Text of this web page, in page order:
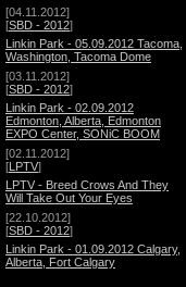
[04.11.2012]
[SBD - 2012]
Linkin Park - 05.09.2012 Tacoma,
Washington, Tacoma Dome
[03.11.2012]
[SBD - 2012]
Linkin Park - 02.09.2012
Edmonton, Alberta, Edmonton
EXPO Center, SONiC BOOM
[02.11.2012]
[LPTV]
LPTV - Breed Crows And They
Will Take Out Your Eyes
[22.10.2012]
[SBD - 2012]
Linkin Park - 01.09.2012 Calgary,
Alberta, Fort Calgary